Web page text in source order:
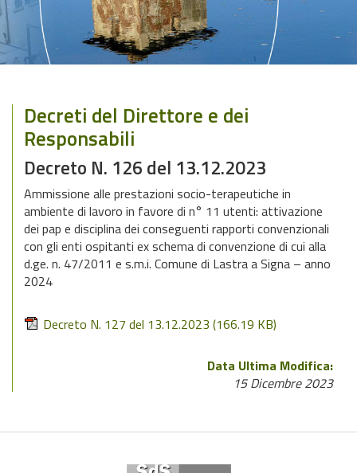
Decreti del Direttore e dei
Responsabili
Decreto N. 126 del 13.12.2023
Ammissione alle prestazioni socio-terapeutiche in
ambiente di lavoro in favore di n° 11 utenti: attivazione
dei pap e disciplina dei conseguenti rapporti convenzionali
con gli enti ospitanti ex schema di convenzione di cui alla
d.ge. n. 47/2011 e s.m.i. Comune di Lastra a Signa – anno
2024
Decreto N. 127 del 13.12.2023 (166.19 KB)
Data Ultima Modifica:
15 Dicembre 2023